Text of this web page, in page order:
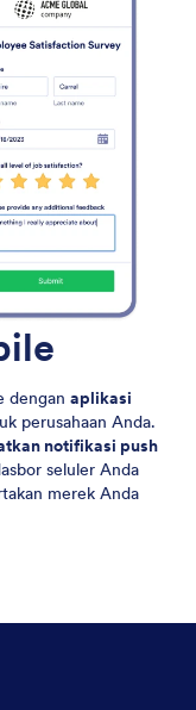
dengan aplikasi
perusahaan Anda.
notifikasi push
seluler Anda
merek Anda